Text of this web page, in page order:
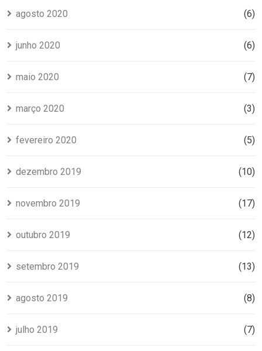
agosto 2020 (6)
junho 2020 (6)
maio 2020 (7)
março 2020 (3)
fevereiro 2020 (5)
dezembro 2019 (10)
novembro 2019 (17)
outubro 2019 (12)
setembro 2019 (13)
agosto 2019 (8)
julho 2019 (7)